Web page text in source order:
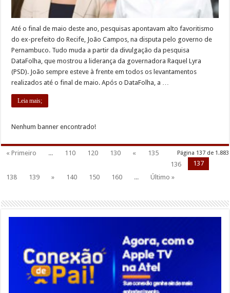
Até o final de maio deste ano, pesquisas apontavam alto favoritismo
do ex-prefeito do Recife, João Campos, na disputa pelo governo de
Pernambuco. Tudo muda a partir da divulgação da pesquisa
DataFolha, que mostrou a liderança da governadora Raquel Lyra
(PSD). João sempre esteve à frente em todos os levantamentos
realizados até o final de maio. Após o DataFolha, a …
Leia mais;
Nenhum banner encontrado!
Página 137 de 1.883
« Primeiro ... 110 120 130 «
135
136
137
138
139 » 140 150 160 ... Último »